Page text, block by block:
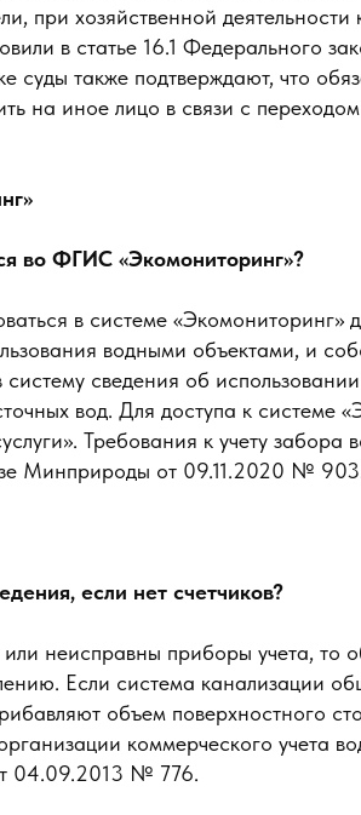
при хозяйственной деятельности
в статье 16.1 Федерального
суды также подтверждают, что
на иное лицо в связи с
во ФГИС «Экомониторинг»?
в системе «Экомониторинг»
водными объектами, и
сведения об
вод. Для доступа к системе
Требования к учету
Минприроды от 09.11.2020 №
если нет счетчиков?
или неисправны приборы учета, то
Если система канализации
объем поверхностного
коммерческого учета
04.09.2013 № 776.